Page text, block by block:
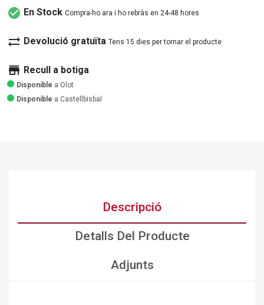
check_circle En Stock Compra-ho ara i ho rebràs en 24-48 hores
sync_alt Devolució gratuïta Tens 15 dies per tornar el producte
store Recull a botiga
Disponible a Olot
Disponible a Castellbisbal
Descripció
Detalls Del Producte
Adjunts